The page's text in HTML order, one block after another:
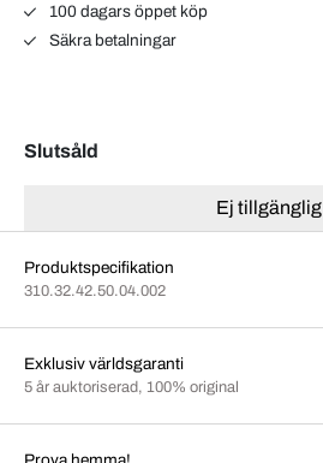
100 dagars öppet köp
Säkra betalningar
Slutsåld
Ej tillgänglig
Produktspecifikation
310.32.42.50.04.002
Exklusiv världsgaranti
5 år auktoriserad, 100% original